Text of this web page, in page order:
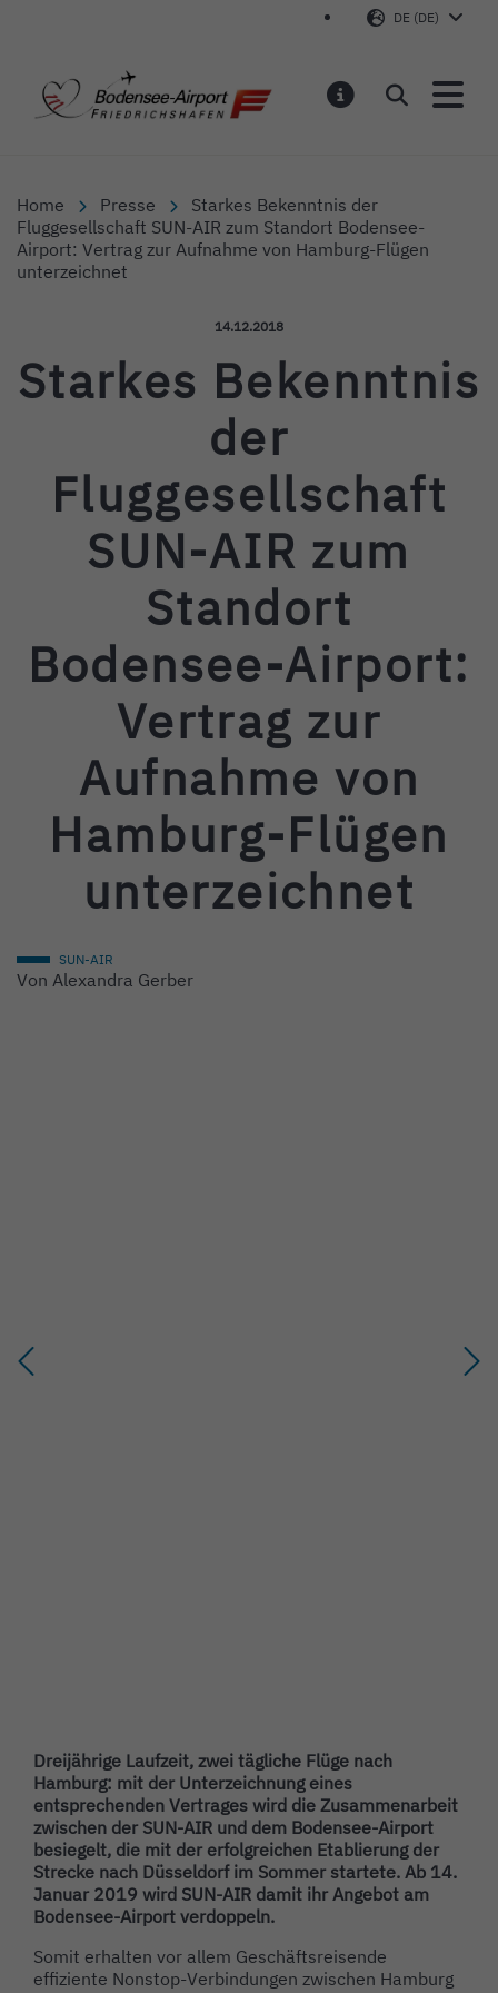
DE (DE)
Bodensee-Airport
Suchen
Home Presse
Starkes Bekenntnis der
Fluggesellschaft SUN-AIR zum Standort Bodensee-
Airport: Vertrag zur Aufnahme von Hamburg-Flügen
unterzeichnet
Veröffentlicht am:
14.12.2018
Starkes Bekenntnis
der
Fluggesellschaft
SUN-AIR zum
Standort
Bodensee-Airport:
Vertrag zur
Aufnahme von
Hamburg-Flügen
unterzeichnet
SUN-AIR
Von Alexandra Gerber
Dreijährige Laufzeit, zwei tägliche Flüge nach
Hamburg: mit der Unterzeichnung eines
entsprechenden Vertrages wird die Zusammenarbeit
zwischen der SUN-AIR und dem Bodensee-Airport
besiegelt, die mit der erfolgreichen Etablierung der
Strecke nach Düsseldorf im Sommer startete. Ab 14.
Januar 2019 wird SUN-AIR damit ihr Angebot am
Bodensee-Airport verdoppeln.
Somit erhalten vor allem Geschäftsreisende
effiziente Nonstop-Verbindungen zwischen Hamburg